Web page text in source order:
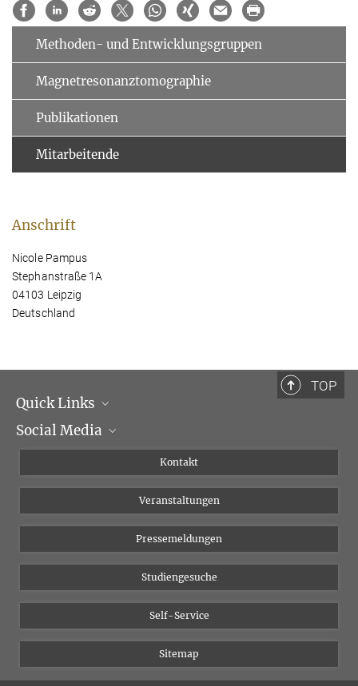
Methoden- und Entwicklungsgruppen
Magnetresonanztomographie
Publikationen
Mitarbeitende
Anschrift
Nicole Pampus
Stephanstraße 1A
04103 Leipzig
Deutschland
TOP
Quick Links
Institutsleitung
Social Media
YouTube
Kontakt
Veranstaltungen
Pressemeldungen
Studiengesuche
Self-Service
Sitemap